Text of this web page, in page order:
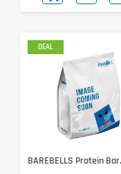
DEAL
BAREBELLS Protein Bar